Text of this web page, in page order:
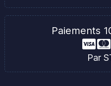
Paiements
Par